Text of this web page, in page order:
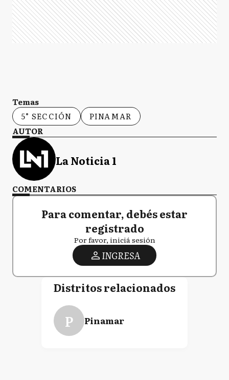
Temas
5° SECCIÓN
PINAMAR
AUTOR
La Noticia 1
COMENTARIOS
Para comentar, debés estar
registrado
Por favor, iniciá sesión
INGRESA
Distritos relacionados
P Pinamar